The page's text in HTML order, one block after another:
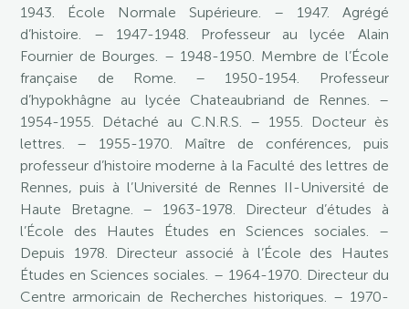
1943. École Normale Supérieure. – 1947. Agrégé
d’histoire. – 1947-1948. Professeur au lycée Alain
Fournier de Bourges. – 1948-1950. Membre de l’École
française de Rome. – 1950-1954. Professeur
d’hypokhâgne au lycée Chateaubriand de Rennes. –
1954-1955. Détaché au C.N.R.S. – 1955. Docteur ès
lettres. – 1955-1970. Maître de conférences, puis
professeur d’histoire moderne à la Faculté des lettres de
Rennes, puis à l’Université de Rennes II-Université de
Haute Bretagne. – 1963-1978. Directeur d’études à
l’École des Hautes Études en Sciences sociales. –
Depuis 1978. Directeur associé à l’École des Hautes
Études en Sciences sociales. – 1964-1970. Directeur du
Centre armoricain de Recherches historiques. – 1970-